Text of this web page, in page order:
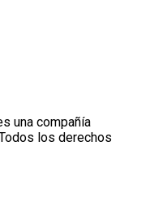
una compañía
los derechos